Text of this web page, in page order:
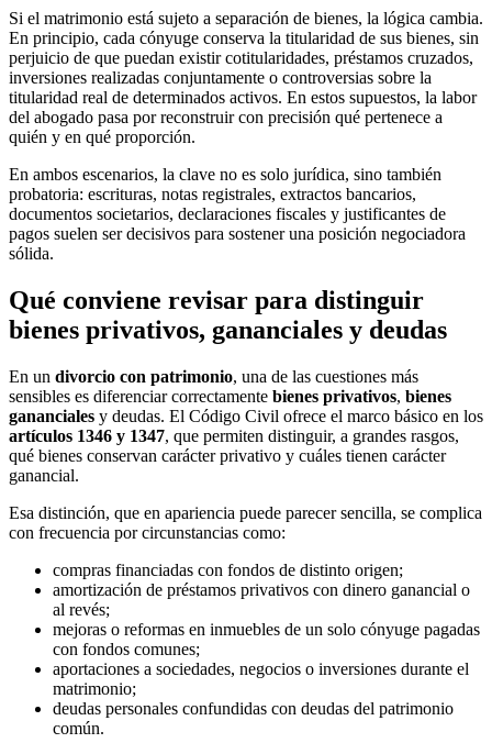
Si el matrimonio está sujeto a separación de bienes, la lógica cambia.
En principio, cada cónyuge conserva la titularidad de sus bienes, sin
perjuicio de que puedan existir cotitularidades, préstamos cruzados,
inversiones realizadas conjuntamente o controversias sobre la
titularidad real de determinados activos. En estos supuestos, la labor
del abogado pasa por reconstruir con precisión qué pertenece a
quién y en qué proporción.
En ambos escenarios, la clave no es solo jurídica, sino también
probatoria: escrituras, notas registrales, extractos bancarios,
documentos societarios, declaraciones fiscales y justificantes de
pagos suelen ser decisivos para sostener una posición negociadora
sólida.
Qué conviene revisar para distinguir
bienes privativos, gananciales y deudas
En un divorcio con patrimonio, una de las cuestiones más
sensibles es diferenciar correctamente bienes privativos, bienes
gananciales y deudas. El Código Civil ofrece el marco básico en los
artículos 1346 y 1347, que permiten distinguir, a grandes rasgos,
qué bienes conservan carácter privativo y cuáles tienen carácter
ganancial.
Esa distinción, que en apariencia puede parecer sencilla, se complica
con frecuencia por circunstancias como:
compras financiadas con fondos de distinto origen;
amortización de préstamos privativos con dinero ganancial o
al revés;
mejoras o reformas en inmuebles de un solo cónyuge pagadas
con fondos comunes;
aportaciones a sociedades, negocios o inversiones durante el
matrimonio;
deudas personales confundidas con deudas del patrimonio
común.